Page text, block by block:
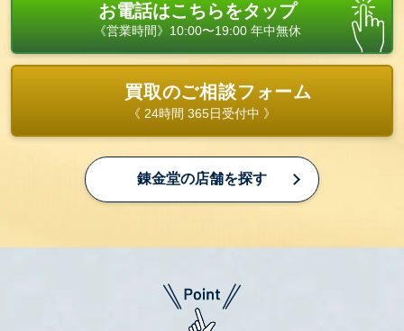
お電話はこちらをタップ
《営業時間》10:00〜19:00 年中無休
買取のご相談フォーム
《 24時間 365日受付中 》
錬金堂の店舗を探す